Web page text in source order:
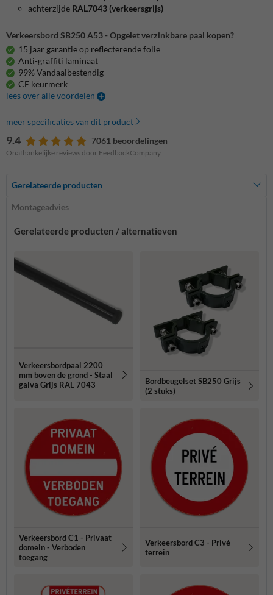
achterzijde RAL7043 (verkeersgrijs)
Verkeersbord SB250 A53 - Opgelet verzinkbare paal kopen?
15 jaar garantie op reflecterende folie
Anti-graffiti laminaat
99% Vandaalbestendig
CE keurmerk
lees over alle voordelen
meer specificaties van dit product
9.4 7061 beoordelingen
Onafhankelijke reviews door FeedbackCompany
Gerelateerde producten
Montageadvies
Gerelateerde producten / alternatieven
Verkeersbordpaal 2200
mm boven de grond - Staal
galva Grijs RAL 7043
Bordbeugelset SB250 Grijs
(2 stuks)
Verkeersbord C1 - Privaat
domein - Verboden
toegang
Verkeersbord C3 - Privé
terrein